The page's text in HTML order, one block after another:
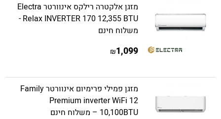
מזגן אלקטרה רילקס אינוורטר Electra
Relax INVERTER 170 12,355 BTU -
משלוח חינם
1,099
₪
מזגן פמילי פרימיום אינוורטר Family
Premium inverter WiFi 12
10,100BTU – משלוח חינם